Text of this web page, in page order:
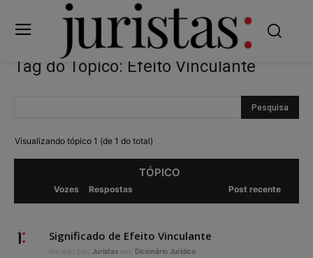
Tag do Tópico: Efeito Vinculante
Visualizando tópico 1 (de 1 do total)
TÓPICO
Vozes Respostas Post recente
Significado de Efeito Vinculante
Iniciado por: Juristas em: Dicionário Jurídico